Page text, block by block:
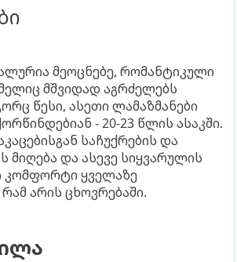
მეოცნებე, რომანტიკული
მშვიდად აგრძელებს
წესი, ასეთი ლამაზმანები
- 20-23 წლის ასაკში.
საჩუქრების და
მიღება და ასევე სიყვარულის
კომფორტი ყველაზე
არის ცხოვრებაში.